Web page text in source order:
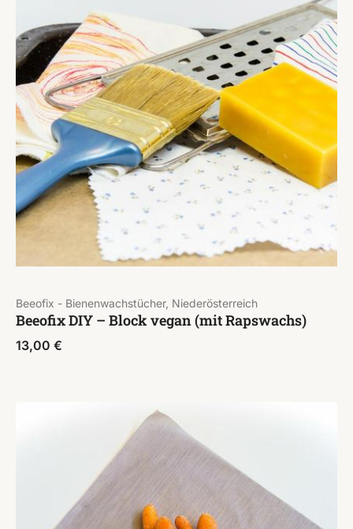
Beeofix - Bienenwachstücher, Niederösterreich
Beeofix DIY – Block vegan (mit Rapswachs)
13,00 €